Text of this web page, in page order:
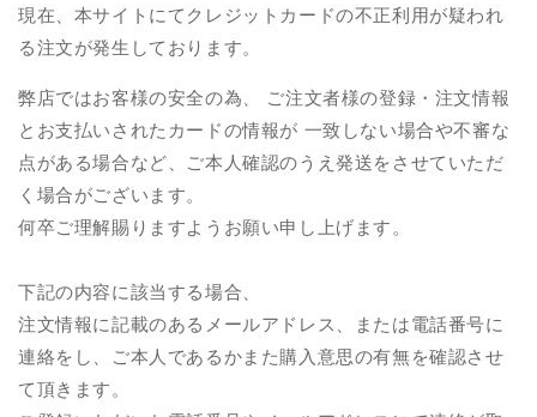
現在、本サイトにてクレジットカードの不正利用が疑われ
る注文が発生しております。
弊店ではお客様の安全の為、 ご注文者様の登録・注文情報
とお支払いされたカードの情報が 一致しない場合や不審な
点がある場合など、ご本人確認のうえ発送をさせていただ
く場合がございます。
何卒ご理解賜りますようお願い申し上げます。
下記の内容に該当する場合、
注文情報に記載のあるメールアドレス、または電話番号に
連絡をし、ご本人であるかまた購入意思の有無を確認させ
て頂きます。